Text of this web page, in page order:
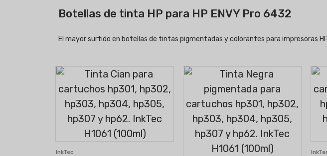
Botellas de tinta HP para HP ENVY Pro 6432
El mayor surtido en botellas de tintas pigmentadas y colorantes para impresoras
InkTec